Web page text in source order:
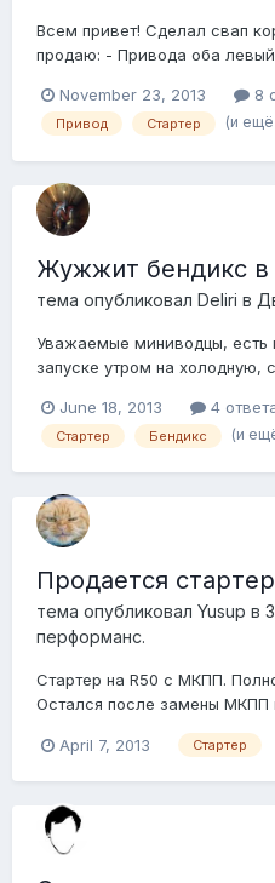
Всем привет! Сделал свап
продаю: - Привода оба
колодками (новые оригинал
задние суппорта с
November 23, 2013 8
Привод Стартер (и ещё
Жужжит бендикс в
тема опубликовал Deliri в
Уважаемые миниводцы, есть
запуске утром на холодную,
скорее всего бендикс, по
сборе, кто сталкивался с
June 18, 2013 4
Стартер Бендикс (и
Продается
тема опубликовал Yusup в
перформанс.
Стартер на R50 с МКПП.
Остался после замены МКПП
April 7, 2013
Стартер